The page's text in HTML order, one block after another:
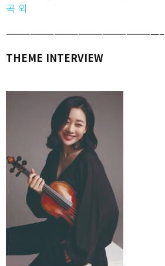
곡 외
———————————————————–
THEME INTERVIEW